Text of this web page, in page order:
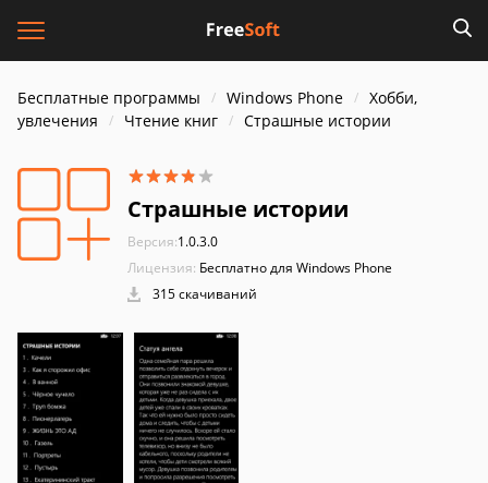
Бесплатные программы Windows Phone
Хобби,
увлечения
Чтение книг Страшные истории
Страшные истории
Версия:1.0.3.0
Лицензия: Бесплатно для Windows Phone
315 скачиваний